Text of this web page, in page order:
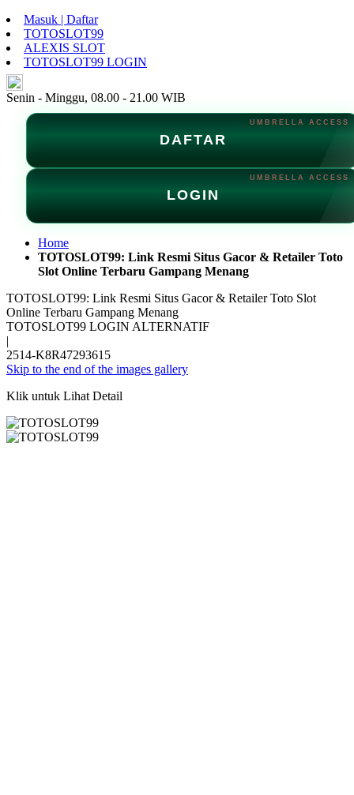
Masuk | Daftar
TOTOSLOT99
ALEXIS SLOT
TOTOSLOT99 LOGIN
Senin - Minggu, 08.00 - 21.00 WIB
DAFTAR
LOGIN
Home
TOTOSLOT99: Link Resmi Situs Gacor & Retailer Toto
Slot Online Terbaru Gampang Menang
TOTOSLOT99: Link Resmi Situs Gacor & Retailer Toto Slot
Online Terbaru Gampang Menang
TOTOSLOT99 LOGIN ALTERNATIF
|
2514-K8R47293615
Skip to the end of the images gallery
Klik untuk Lihat Detail